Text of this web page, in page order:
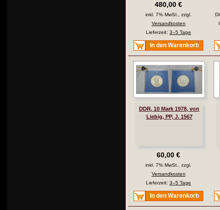
480,00 €
inkl. 7% MwSt., zzgl.
Versandkosten
Lieferzeit: 3–5 Tage
In den Warenkorb
DDR, 10 Mark 1978, von
Liebig, PP, J. 1567
60,00 €
inkl. 7% MwSt., zzgl.
Versandkosten
Lieferzeit: 3–5 Tage
In den Warenkorb